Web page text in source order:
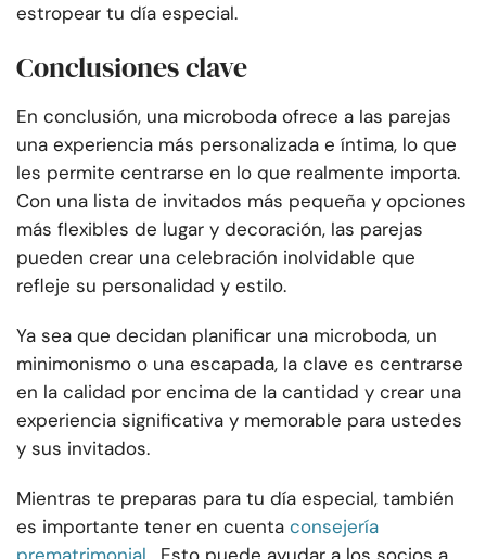
estropear tu día especial.
Conclusiones clave
En conclusión, una microboda ofrece a las parejas
una experiencia más personalizada e íntima, lo que
les permite centrarse en lo que realmente importa.
Con una lista de invitados más pequeña y opciones
más flexibles de lugar y decoración, las parejas
pueden crear una celebración inolvidable que
refleje su personalidad y estilo.
Ya sea que decidan planificar una microboda, un
minimonismo o una escapada, la clave es centrarse
en la calidad por encima de la cantidad y crear una
experiencia significativa y memorable para ustedes
y sus invitados.
Mientras te preparas para tu día especial, también
es importante tener en cuenta consejería